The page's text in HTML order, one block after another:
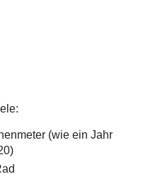
(wie ein Jahr